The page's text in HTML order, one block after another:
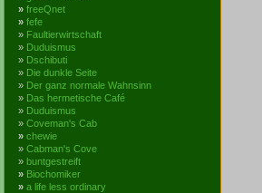
» freeQnet
» fefe
» Faultierwirtschaft
» Duduismus
» Dschibuti
» Die dunkle Seite
» Der ganz normale Wahnsinn
» Das hermetische Café
» Duduismus
» Coveman's Cab
» chewie
» Cabman's Cove
» buntgestreift
» Biochomiker
» a life less ordinary